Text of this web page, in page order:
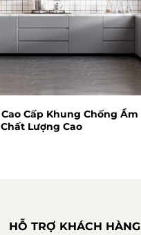
Cấp Khung Chống Ẩm
Chất Lượng Cao
HỖ TRỢ KHÁCH HÀNG